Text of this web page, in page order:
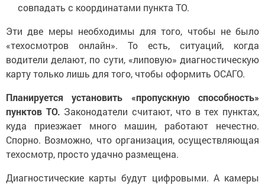
совпадать с координатами пункта ТО.
Эти две меры необходимы для того, чтобы не было
«техосмотров онлайн». То есть, ситуаций, когда
водители делают, по сути, «липовую» диагностическую
карту только лишь для того, чтобы оформить ОСАГО.
Планируется установить «пропускную способность»
пунктов ТО. Законодатели считают, что в тех пунктах,
куда приезжает много машин, работают нечестно.
Спорно. Возможно, что организация, осуществляющая
техосмотр, просто удачно размещена.
Диагностические карты будут цифровыми. А камеры